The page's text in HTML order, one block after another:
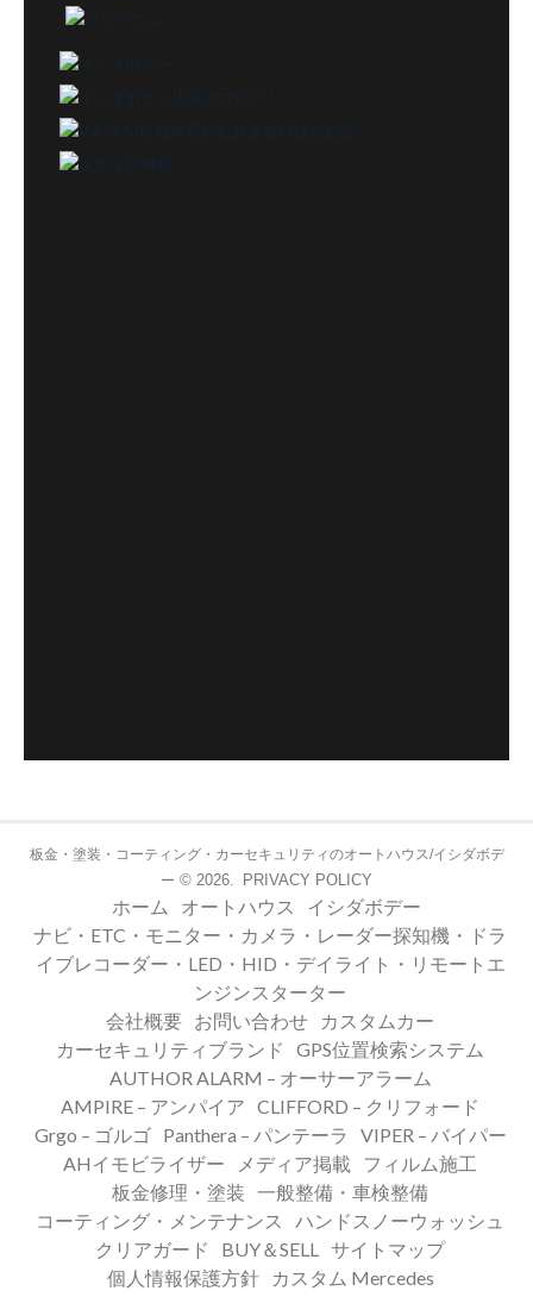
板金・塗装・コーティング・カーセキュリティのオートハウス/イシダボデ
ー © 2026. PRIVACY POLICY
ホーム オートハウス
イシダボデー
ナビ・ETC・モニター・カメラ・レーダー探知機・ドラ
イブレコーダー・LED・HID・デイライト・リモートエ
ンジンスターター
会社概要 お問い合わせ
カスタムカー
カーセキュリティブランド
GPS位置検索システム
AUTHOR ALARM – オーサーアラーム
AMPIRE – アンパイア CLIFFORD – クリフォード
Grgo – ゴルゴ
Panthera – パンテーラ
VIPER – バイパー
AHイモビライザー
メディア掲載
フィルム施工
板金修理・塗装 一般整備・車検整備
コーティング・メンテナンス
ハンドスノーウォッシュ
クリアガード
BUY＆SELL サイトマップ
個人情報保護方針
カスタム Mercedes